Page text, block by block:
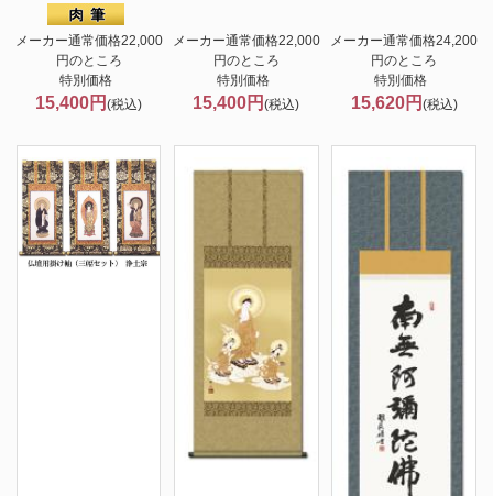
メーカー通常価格22,000
円のところ
特別価格
15,400円(税込)
メーカー通常価格22,000
円のところ
特別価格
15,400円(税込)
メーカー通常価格24,200
円のところ
特別価格
15,620円 (税込)